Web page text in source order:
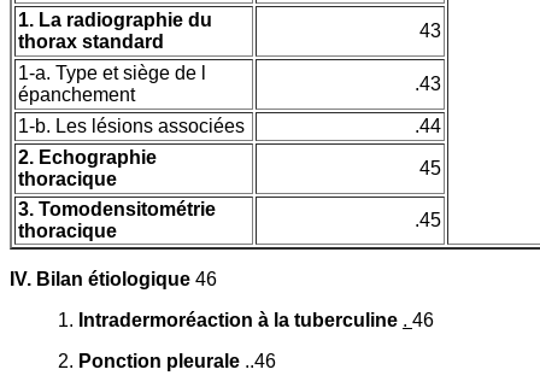
1. La radiographie du
thorax standard
43
1-a. Type et siège de l
épanchement
.43
1-b. Les lésions associées
.44
2. Echographie
thoracique
45
3. Tomodensitométrie
thoracique
.45
IV. Bilan étiologique 46
1. Intradermoréaction à la tuberculine . 46
2. Ponction pleurale ..46